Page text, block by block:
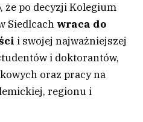
że po decyzji Kolegium
Siedlcach wraca do
i swojej najważniejszej
i doktorantów,
oraz pracy na
regionu i